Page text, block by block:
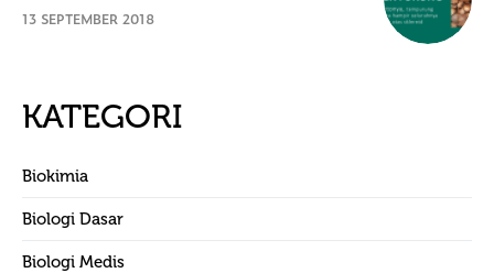
13 SEPTEMBER 2018
KATEGORI
Biokimia
Biologi Dasar
Biologi Medis